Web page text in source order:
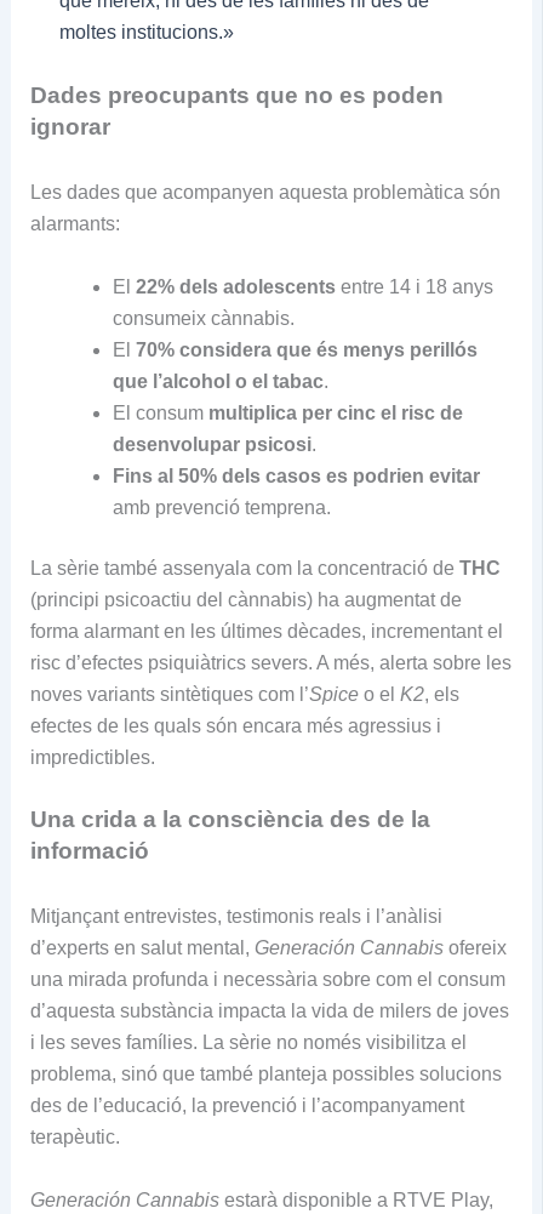
moltes institucions.»
Dades preocupants que no es poden
ignorar
Les dades que acompanyen aquesta problemàtica són
alarmants:
El 22% dels adolescentsentre 14 i 18 anys
consumeix cànnabis.
El 70% considera que és menys perillós
que l’alcohol o el tabac.
El consum multiplica per cinc el risc de
desenvolupar psicosi.
Fins al 50% dels casos es podrien evitar
amb prevenció temprena.
La sèrie també assenyala com la concentració de THC
(principi psicoactiu del cànnabis) ha augmentat de
forma alarmant en les últimes dècades, incrementant el
risc d’efectes psiquiàtrics severs. A més, alerta sobre les
noves variants sintètiques com l’Spiceo el K2, els
efectes de les quals són encara més agressius i
impredictibles.
Una crida a la consciència des de la
informació
Mitjançant entrevistes, testimonis reals i l’anàlisi
d’experts en salut mental, Generación Cannabisofereix
una mirada profunda i necessària sobre com el consum
d’aquesta substància impacta la vida de milers de joves
i les seves famílies. La sèrie no només visibilitza el
problema, sinó que també planteja possibles solucions
des de l’educació, la prevenció i l’acompanyament
terapèutic.
Generación Cannabisestarà disponible a RTVE Play,